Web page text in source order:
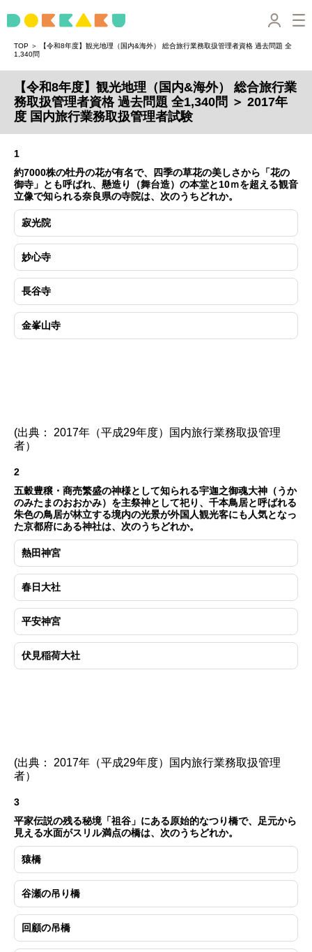
TOP ＞
【令和8年度】観光地理（国内&海外） 総合旅行業務取扱管理者資格 過去問題 全
1,340問
【令和8年度】観光地理（国内&海外） 総合旅行業
務取扱管理者資格 過去問題 全1,340問 ＞ 2017年
度 国内旅行業務取扱管理者試験
1
約7000株の牡丹の花が有名で、四季の草花の美しさから「花の
御寺」とも呼ばれ、懸造り（舞台造）の本堂と10ｍを超える観音
立像で知られる奈良県の寺院は、次のうちどれか。
寂光院
妙心寺
長谷寺
金峯山寺
(出典： 2017年（平成29年度）国内旅行業務取扱管理
者）
2
五穀豊穣・商売繁盛の神様として知られる宇迦之御魂大神（うか
のみたまのおおかみ）を主祭神として祀り、千本鳥居と呼ばれる
朱色の鳥居が林立する境内の光景が外国人観光客にも人気となっ
た京都府にある神社は、次のうちどれか。
熱田神宮
春日大社
平安神宮
伏見稲荷大社
(出典： 2017年（平成29年度）国内旅行業務取扱管理
者）
3
平家伝説の残る秘境「祖谷」にある原始的なつり橋で、足元から
見える水面がスリル満点の橋は、次のうちどれか。
猿橋
谷瀬の吊り橋
回顧の吊橋